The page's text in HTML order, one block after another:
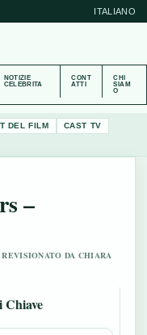
ITALIANO
NOTIZIE
CELEBRITA
CONT
ATTI
CHI
SIAM
O
DEL FILM
CAST TV
–
DA CHIARA
Chiave